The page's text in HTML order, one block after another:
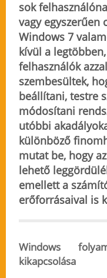
sok
vagy egyszerűen
Windows 7
kívül a
felhasználók
szembesültek,
beállítani, testre
módosítani
utóbbi
különböző
mutat be, hogy
lehető
emellett a
erőforrásaival is
Windows
kikapcsolása